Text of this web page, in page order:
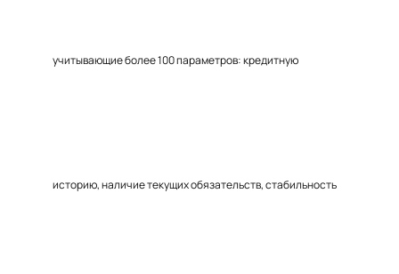
учитывающие более 100 параметров: кредитную
историю, наличие текущих обязательств, стабильность